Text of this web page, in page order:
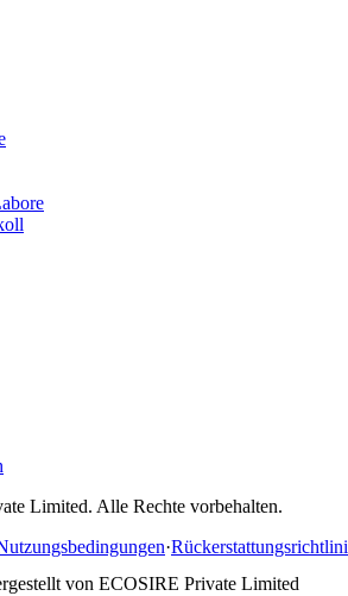
Limited. Alle Rechte vorbehalten.
·
von ECOSIRE Private Limited